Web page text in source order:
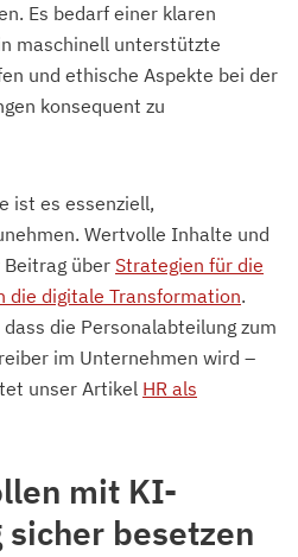
Es bedarf einer klaren
maschinell unterstützte
und ethische Aspekte bei der
konsequent zu
ist es essenziell,
Wertvolle Inhalte und
über Strategien für die
die digitale Transformation.
die Personalabteilung zum
im Unternehmen wird –
unser Artikel HR als
mit KI-
besetzen